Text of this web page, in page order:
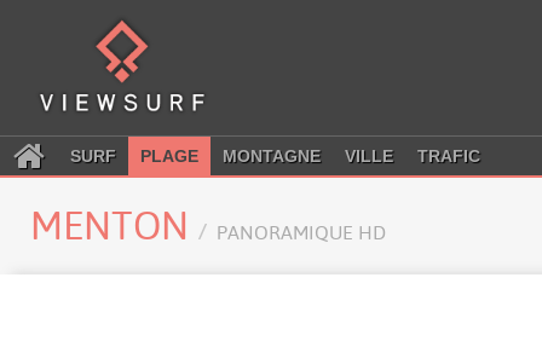
SURF PLAGE MONTAGNE VILLE TRAFIC
MENTON PANORAMIQUE HD